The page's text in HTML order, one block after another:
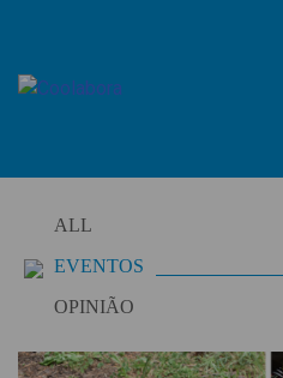
content
ALL
EVENTOS
OPINIÃO